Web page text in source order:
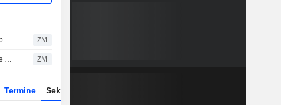
VISA, INC. : Bewertung von BNP Paribas zum Kaufen erhalten ZM
VISA, INC. : Daiwa Securities gibt eine Kauf-Bewertung ab ZM
Termine Sektor